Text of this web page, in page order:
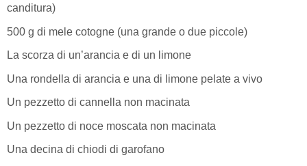
canditura)
500 g di mele cotogne (una grande o due piccole)
La scorza di un’arancia e di un limone
Una rondella di arancia e una di limone pelate a vivo
Un pezzetto di cannella non macinata
Un pezzetto di noce moscata non macinata
Una decina di chiodi di garofano